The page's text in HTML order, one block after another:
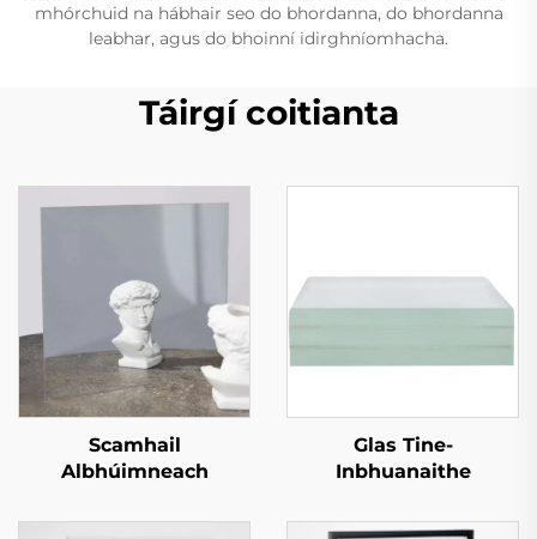
mhórchuid na hábhair seo do bhordanna, do bhordanna
leabhar, agus do bhoinní idirghníomhacha.
Táirgí coitianta
Scamhail
Albhúimneach
Glas Tine-
Inbhuanaithe